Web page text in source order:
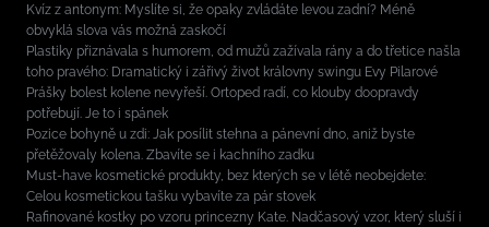
Kvíz z antonym: Myslíte si, že opaky zvládáte levou zadní? Méně
obvyklá slova vás možná zaskočí
Plastiky přiznávala s humorem, od mužů zažívala rány a do třetice našla
toho pravého: Dramatický i zářivý život královny swingu Evy Pilarové
Prášky bolest kolene nevyřeší. Ortoped radí, co klouby doopravdy
potřebují. Je to i spánek
Pozice bohyně u zdi: Jak posílit stehna a pánevní dno, aniž byste
přetěžovaly kolena. Zbavíte se i kachního zadku
Must-have kosmetické produkty, bez kterých se v létě neobejdete:
Celou kosmetickou tašku vybavíte za pár stovek
Rafinované kostky po vzoru princezny Kate. Nadčasový vzor, který sluší i